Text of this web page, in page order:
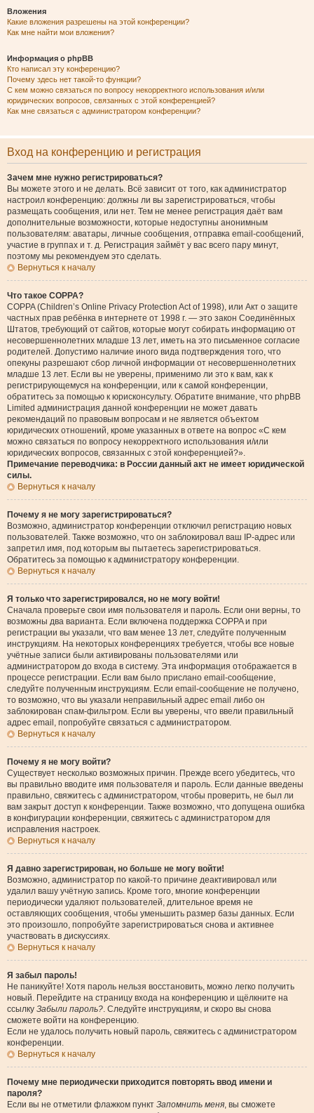
Вложения
Какие вложения разрешены на этой конференции?
Как мне найти мои вложения?
Информация о phpBB
Кто написал эту конференцию?
Почему здесь нет такой-то функции?
С кем можно связаться по вопросу некорректного использования и/или
юридических вопросов, связанных с этой конференцией?
Как мне связаться с администратором конференции?
Вход на конференцию и регистрация
Зачем мне нужно регистрироваться?
Вы можете этого и не делать. Всё зависит от того, как администратор
настроил конференцию: должны ли вы зарегистрироваться, чтобы
размещать сообщения, или нет. Тем не менее регистрация даёт вам
дополнительные возможности, которые недоступны анонимным
пользователям: аватары, личные сообщения, отправка email-сообщений,
участие в группах и т. д. Регистрация займёт у вас всего пару минут,
поэтому мы рекомендуем это сделать.
Вернуться к началу
Что такое COPPA?
COPPA (Children’s Online Privacy Protection Act of 1998), или Акт о защите
частных прав ребёнка в интернете от 1998 г. — это закон Соединённых
Штатов, требующий от сайтов, которые могут собирать информацию от
несовершеннолетних младше 13 лет, иметь на это письменное согласие
родителей. Допустимо наличие иного вида подтверждения того, что
опекуны разрешают сбор личной информации от несовершеннолетних
младше 13 лет. Если вы не уверены, применимо ли это к вам, как к
регистрирующемуся на конференции, или к самой конференции,
обратитесь за помощью к юрисконсульту. Обратите внимание, что phpBB
Limited администрация данной конференции не может давать
рекомендаций по правовым вопросам и не является объектом
юридических отношений, кроме указанных в ответе на вопрос «С кем
можно связаться по вопросу некорректного использования и/или
юридических вопросов, связанных с этой конференцией?».
Примечание переводчика: в России данный акт не имеет юридической
силы.
Вернуться к началу
Почему я не могу зарегистрироваться?
Возможно, администратор конференции отключил регистрацию новых
пользователей. Также возможно, что он заблокировал ваш IP-адрес или
запретил имя, под которым вы пытаетесь зарегистрироваться.
Обратитесь за помощью к администратору конференции.
Вернуться к началу
Я только что зарегистрировался, но не могу войти!
Сначала проверьте свои имя пользователя и пароль. Если они верны, то
возможны два варианта. Если включена поддержка COPPA и при
регистрации вы указали, что вам менее 13 лет, следуйте полученным
инструкциям. На некоторых конференциях требуется, чтобы все новые
учётные записи были активированы пользователями или
администратором до входа в систему. Эта информация отображается в
процессе регистрации. Если вам было прислано email-сообщение,
следуйте полученным инструкциям. Если email-сообщение не получено,
то возможно, что вы указали неправильный адрес email либо он
заблокирован спам-фильтром. Если вы уверены, что ввели правильный
адрес email, попробуйте связаться с администратором.
Вернуться к началу
Почему я не могу войти?
Существует несколько возможных причин. Прежде всего убедитесь, что
вы правильно вводите имя пользователя и пароль. Если данные введены
правильно, свяжитесь с администратором, чтобы проверить, не был ли
вам закрыт доступ к конференции. Также возможно, что допущена ошибка
в конфигурации конференции, свяжитесь с администратором для
исправления настроек.
Вернуться к началу
Я давно зарегистрирован, но больше не могу войти!
Возможно, администратор по какой-то причине деактивировал или
удалил вашу учётную запись. Кроме того, многие конференции
периодически удаляют пользователей, длительное время не
оставляющих сообщения, чтобы уменьшить размер базы данных. Если
это произошло, попробуйте зарегистрироваться снова и активнее
участвовать в дискуссиях.
Вернуться к началу
Я забыл пароль!
Не паникуйте! Хотя пароль нельзя восстановить, можно легко получить
новый. Перейдите на страницу входа на конференцию и щёлкните на
ссылку Забыли пароль?. Следуйте инструкциям, и скоро вы снова
сможете войти на конференцию.
Если не удалось получить новый пароль, свяжитесь с администратором
конференции.
Вернуться к началу
Почему мне периодически приходится повторять ввод имени и
пароля?
Если вы не отметили флажком пункт Запомнить меня, вы сможете